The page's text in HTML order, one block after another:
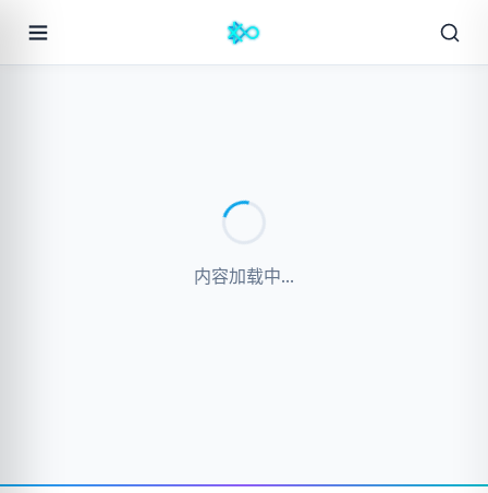
内容加载中...